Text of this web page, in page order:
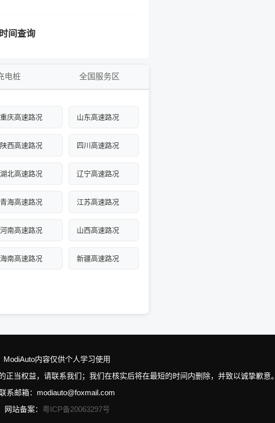
间查询
电桩 全国服务区
重庆高速路况 山东高速路况
陕西高速路况 四川高速路况
湖北高速路况 辽宁高速路况
青海高速路况 江苏高速路况
河南高速路况 山西高速路况
海南高速路况 新疆高速路况
ModiAuto内容仅供个人学习使用
当权益，请联系我们；我们在核实后将在最短的时间内删除，并致以诚挚歉意。
系邮箱：modiauto@foxmail.com
网站备案： 粤ICP备20063297号